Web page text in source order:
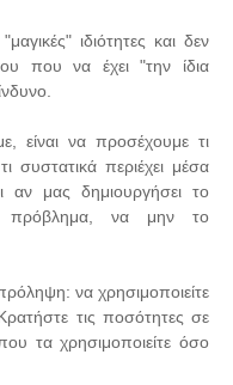
ιδιότητες και δεν
που να έχει "την ίδια
είναι να προσέχουμε τι
συστατικά περιέχει μέσα
αν μας δημιουργήσει το
πρόβλημα, να μην το
να χρησιμοποιείτε
τις ποσότητες σε
τα χρησιμοποιείτε όσο